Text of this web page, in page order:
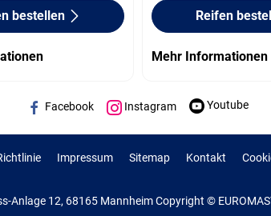
bestellen Reifen
Mehr Informationen
Facebook Instagram Youtube
Impressum Sitemap Kontakt
Anlage 12, 68165 Mannheim Copyright ©